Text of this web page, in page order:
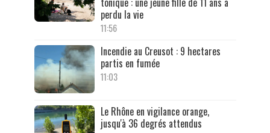
perdu la vie
11:56
Incendie au Creusot : 9 hectares
partis en fumée
11:03
Le Rhône en vigilance orange,
jusqu'à 36 degrés attendus